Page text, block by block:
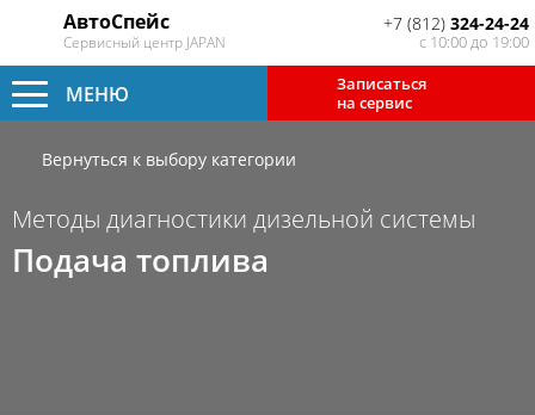
АвтоСпейс
Сервисный центр JAPAN
+7 (812) 324-24-24
с 10:00 до 19:00
Записаться
на сервис
МЕНЮ
Вернуться к выбору категории
Методы диагностики дизельной системы
Подача топлива